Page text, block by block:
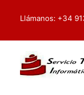
Llámanos: +34